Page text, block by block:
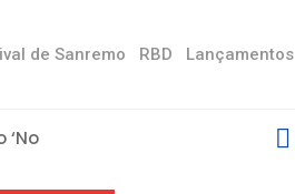
de Sanremo RBD Lançamentos
Stress’